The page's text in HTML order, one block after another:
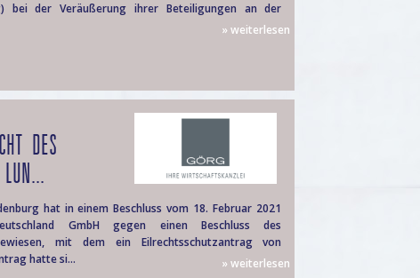
bei der Veräußerung ihrer Beteiligungen an der
» weiterlesen
DES
hat in einem Beschluss vom 18. Februar 2021
GmbH gegen einen Beschluss des
mit dem ein Eilrechtsschutzantrag von
hatte si...
» weiterlesen